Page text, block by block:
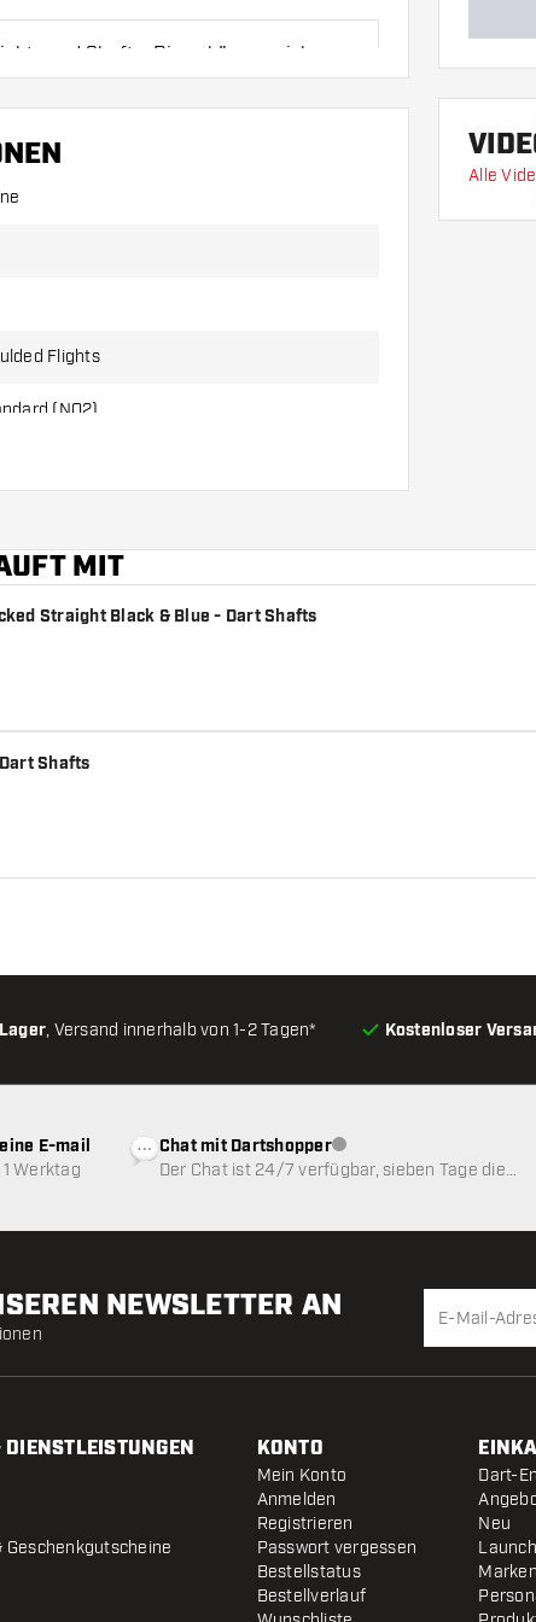
und Shafts. Diese können sich
anderes Material oder eine andere
Flights
(NO2)
Alle
MIT
Straight Black & Blue - Dart Shafts
Shafts
, Versand innerhalb von 1-2 Tagen* Kostenloser
E-mail
Werktag
Chat mit DartshopperKundenservice nicht
Der Chat ist 24/7 verfügbar, sieben Tage die
NEWSLETTER AN
Geschenkgutscheine
KONTO
Mein Konto
Anmelden
Registrieren
Passwort vergessen
Bestellstatus
Bestellverlauf
Dart-
Neu
Marken